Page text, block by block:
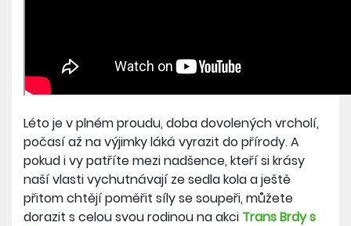
Léto je v plném proudu, doba dovolených vrcholí,
počasí až na výjimky láká vyrazit do přírody. A
pokud i vy patříte mezi nadšence, kteří si krásy
naší vlasti vychutnávají ze sedla kola a ještě
přitom chtějí poměřit síly se soupeři, můžete
dorazit s celou svou rodinou na akci Trans Brdy s